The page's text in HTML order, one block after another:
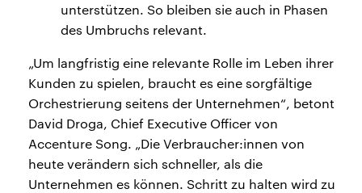
unterstützen. So bleiben sie auch in Phasen
des Umbruchs relevant.
„Um langfristig eine relevante Rolle im Leben ihrer
Kunden zu spielen, braucht es eine sorgfältige
Orchestrierung seitens der Unternehmen“, betont
David Droga, Chief Executive Officer von
Accenture Song. „Die Verbraucher:innen von
heute verändern sich schneller, als die
Unternehmen es können. Schritt zu halten wird zu